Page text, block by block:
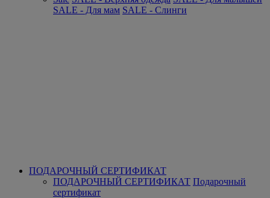
SALE - Для мам SALE - Слинги
ПОДАРОЧНЫЙ СЕРТИФИКАТ
ПОДАРОЧНЫЙ СЕРТИФИКАТ Подарочный
сертификат